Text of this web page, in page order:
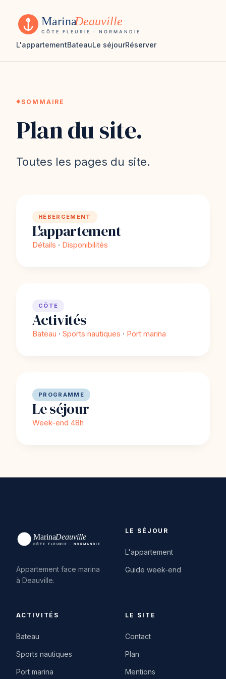
L'appartementBateauLe séjourRéserver
SOMMAIRE
Plan du site.
Toutes les pages du site.
HÉBERGEMENT
L'appartement
Détails · Disponibilités
CÔTE
Activités
Bateau · Sports nautiques · Port marina
PROGRAMME
Le séjour
Week-end 48h
Appartement face marina
à Deauville.
LE SÉJOUR
L'appartement
Guide week-end
ACTIVITÉS
Bateau
Sports nautiques
Port marina
LE SITE
Contact
Plan
Mentions